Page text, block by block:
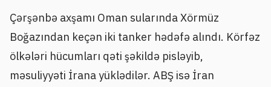
Çərşənbə axşamı Oman sularında Xörmüz
Boğazından keçən iki tanker hədəfə alındı. Körfəz
ölkələri hücumları qəti şəkildə pisləyib,
məsuliyyəti İrana yüklədilər. ABŞ isə İran